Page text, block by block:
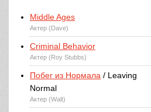
Middle Ages
Актер (Dave)
Criminal Behavior
Актер (Roy Stubbs)
Побег из Нормала / Leaving
Normal
Актер (Walt)